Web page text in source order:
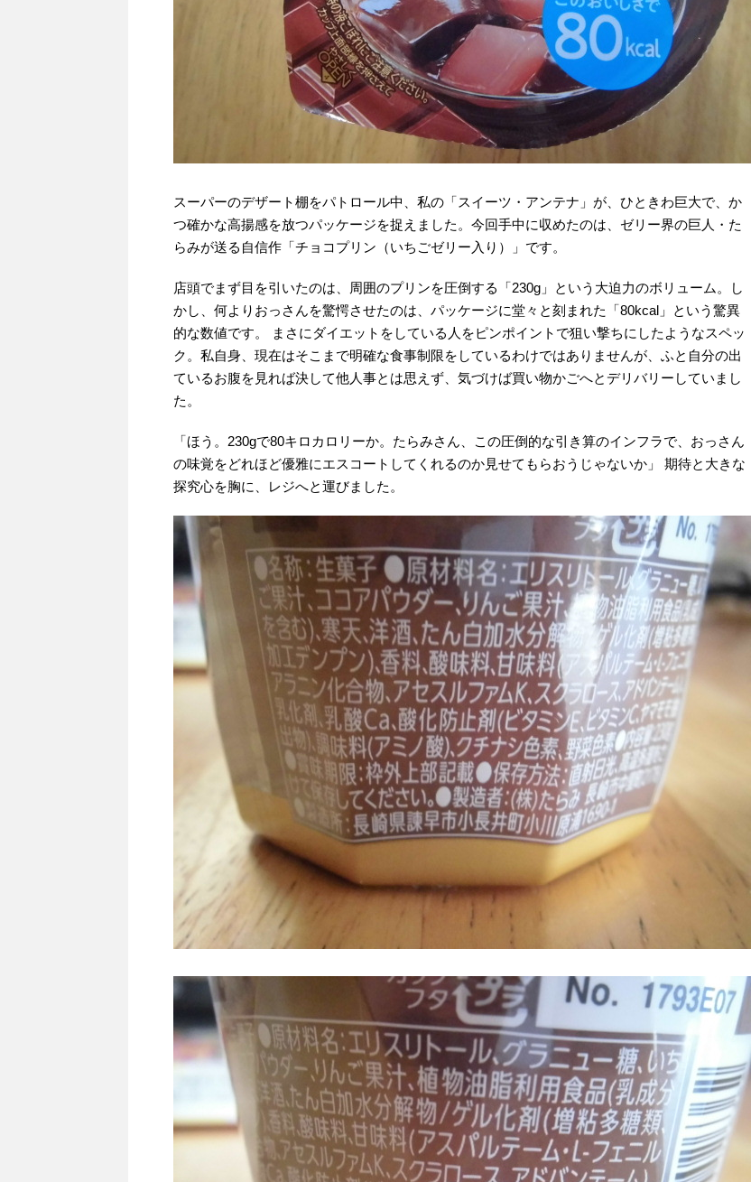
スーパーのデザート棚をパトロール中、私の「スイーツ・アンテナ」が、ひときわ巨大で、か
つ確かな高揚感を放つパッケージを捉えました。今回手中に収めたのは、ゼリー界の巨人・た
らみが送る自信作「チョコプリン（いちごゼリー入り）」です。
店頭でまず目を引いたのは、周囲のプリンを圧倒する「230g」という大迫力のボリューム。し
かし、何よりおっさんを驚愕させたのは、パッケージに堂々と刻まれた「80kcal」という驚異
的な数値です。 まさにダイエットをしている人をピンポイントで狙い撃ちにしたようなスペッ
ク。私自身、現在はそこまで明確な食事制限をしているわけではありませんが、ふと自分の出
ているお腹を見れば決して他人事とは思えず、気づけば買い物かごへとデリバリーしていまし
た。
「ほう。230gで80キロカロリーか。たらみさん、この圧倒的な引き算のインフラで、おっさん
の味覚をどれほど優雅にエスコートしてくれるのか見せてもらおうじゃないか」 期待と大きな
探究心を胸に、レジへと運びました。